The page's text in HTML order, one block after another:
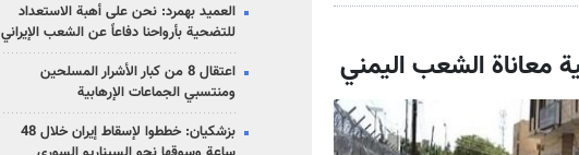
معاناة الشعب اليمني
العميد بهمرد: نحن على أهبة الاستعداد
للتضحية بأرواحنا دفاعاً عن الشعب الإيراني
اعتقال 8 من كبار الأشرار المسلحين
ومنتسبي الجماعات الإرهابية
بزشكيان: خططوا لإسقاط إيران خلال 48